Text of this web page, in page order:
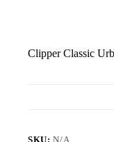
Clipper Classic
SKU:N/A